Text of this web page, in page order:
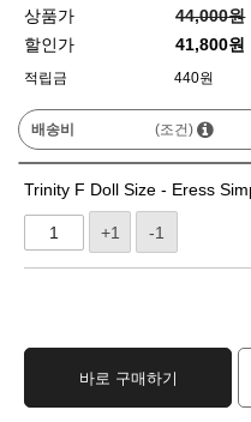
상품가
44,000원
할인가
41,800원
적립금 440원
배송비 (조건)
Trinity F Doll Size - Eress
+1 -1
바로 구매하기